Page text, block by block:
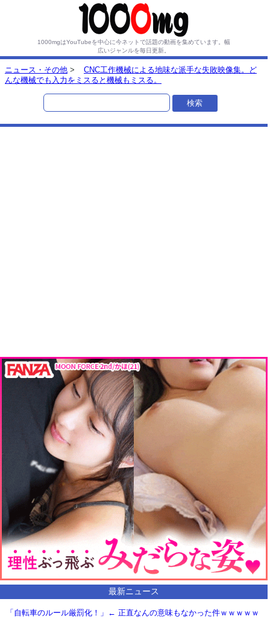
1000mgはYouTubeを中心に今ネットで話題の動画を集めています。 幅
広いジャンルを毎日更新。
ニュース・その他 >
CNC工作機械による地味な派手な失敗映像集。ど
んな機械でも入力をミスると機械もミスる。
最新ニュース
「自転車のルール厳罰化！」← 正直なんの意味もなかった件ｗｗｗｗｗ